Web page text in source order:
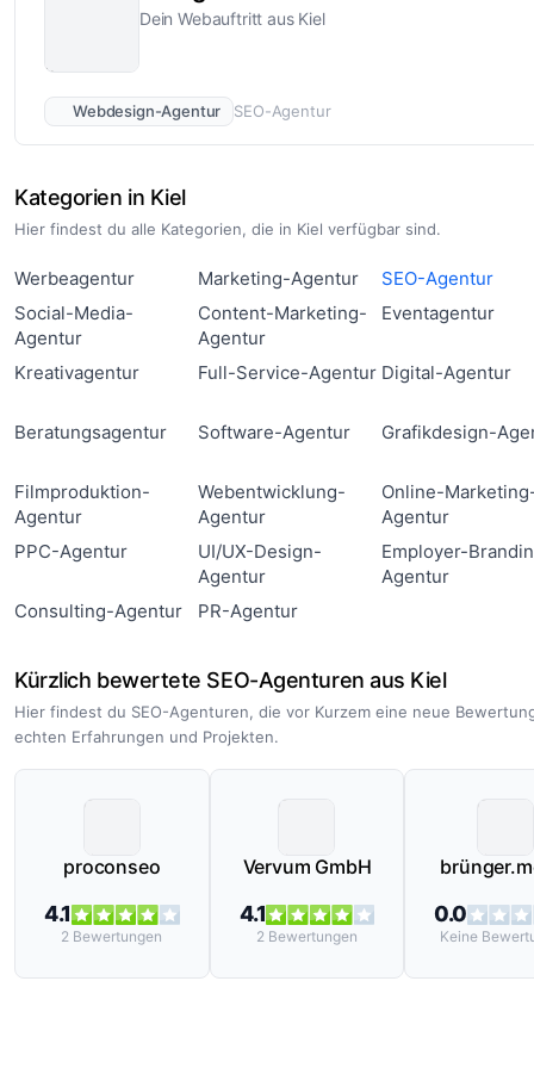
Dein Webauftritt aus Kiel
Webdesign-Agentur SEO-Agentur
Kategorien in Kiel
Hier findest du alle Kategorien, die in Kiel verfügbar sind.
Werbeagentur Marketing-Agentur
SEO-Agentur
Social-Media-
Agentur
Content-Marketing-
Agentur
Eventagentur
Kreativagentur Full-Service-Agentur Digital-Agentur
Beratungsagentur Software-Agentur Grafikdesign-
Filmproduktion-
Agentur
Webentwicklung-
Agentur
Online-
Agentur
PPC-Agentur
UI/UX-Design-
Agentur
Employer-
Agentur
Consulting-Agentur
PR-Agentur
Kürzlich bewertete SEO-Agenturen aus Kiel
Hier findest du SEO-Agenturen, die vor Kurzem eine neue
echten Erfahrungen und Projekten.
proconseo
4.1
2 Bewertungen
Vervum GmbH
4.1
2 Bewertungen
0.0
Keine